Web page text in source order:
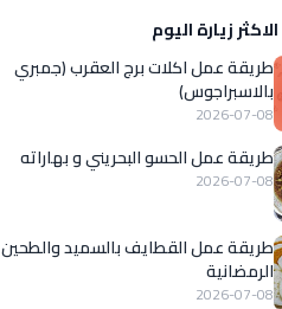
زيارة اليوم
طريقة عمل اكلات برج العقرب (جمبري
بالاسبراجوس)
2026-07-08
طريقة عمل الحسو البحريني و بهاراته
2026-07-08
طريقة عمل القطايف بالسميد والطحين
الرمضانية
2026-07-08